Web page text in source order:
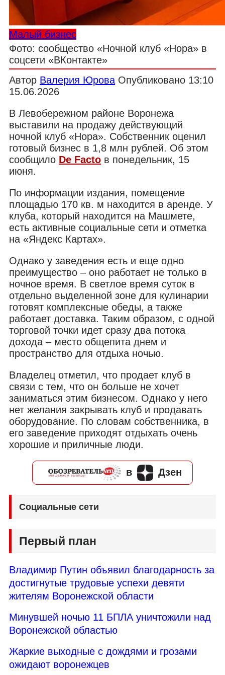
Малый бизнес
Фото: сообщество «Ночной клуб «Нора» в
соцсети «ВКонтакте»
Автор Валерия Юрова Опубликовано 13:10
15.06.2026
В Левобережном районе Воронежа
выставили на продажу действующий
ночной клуб «Нора». Собственник оценил
готовый бизнес в 1,8 млн рублей. Об этом
сообщило De Facto в понедельник, 15
июня.
По информации издания, помещение
площадью 170 кв. м находится в аренде. У
клуба, который находится на Машмете,
есть активные социальные сети и отметка
на «Яндекс Картах».
Однако у заведения есть и еще одно
преимущество – оно работает не только в
ночное время. В светлое время суток в
отдельно выделенной зоне для кулинарии
готовят комплексные обеды, а также
работает доставка. Таким образом, с одной
торговой точки идет сразу два потока
дохода – место общепита днем и
пространство для отдыха ночью.
Владелец отметил, что продает клуб в
связи с тем, что он больше не хочет
заниматься этим бизнесом. Однако у него
нет желания закрывать клуб и продавать
оборудование. По словам собственника, в
его заведение приходят отдыхать очень
хорошие и приличные люди.
в Дзен
Социальные сети
Первый план
Владимир Путин объявил благодарность за
достигнутые трудовые успехи девяти
жителям Воронежской области
Минувшей ночью 11 БПЛА уничтожили над
Воронежской областью
Жаркие выходные с дождями и грозами
ожидают воронежцев